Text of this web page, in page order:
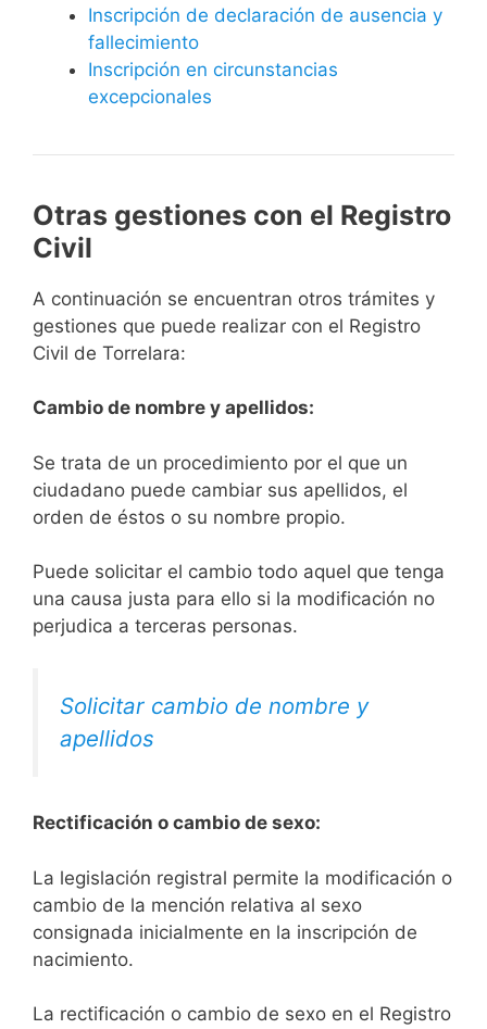
Inscripción de declaración de ausencia y
fallecimiento
Inscripción en circunstancias
excepcionales
Otras gestiones con el Registro
Civil
A continuación se encuentran otros trámites y
gestiones que puede realizar con el Registro
Civil de Torrelara:
Cambio de nombre y apellidos:
Se trata de un procedimiento por el que un
ciudadano puede cambiar sus apellidos, el
orden de éstos o su nombre propio.
Puede solicitar el cambio todo aquel que tenga
una causa justa para ello si la modificación no
perjudica a terceras personas.
Solicitar cambio de nombre y
apellidos
Rectificación o cambio de sexo:
La legislación registral permite la modificación o
cambio de la mención relativa al sexo
consignada inicialmente en la inscripción de
nacimiento.
La rectificación o cambio de sexo en el Registro